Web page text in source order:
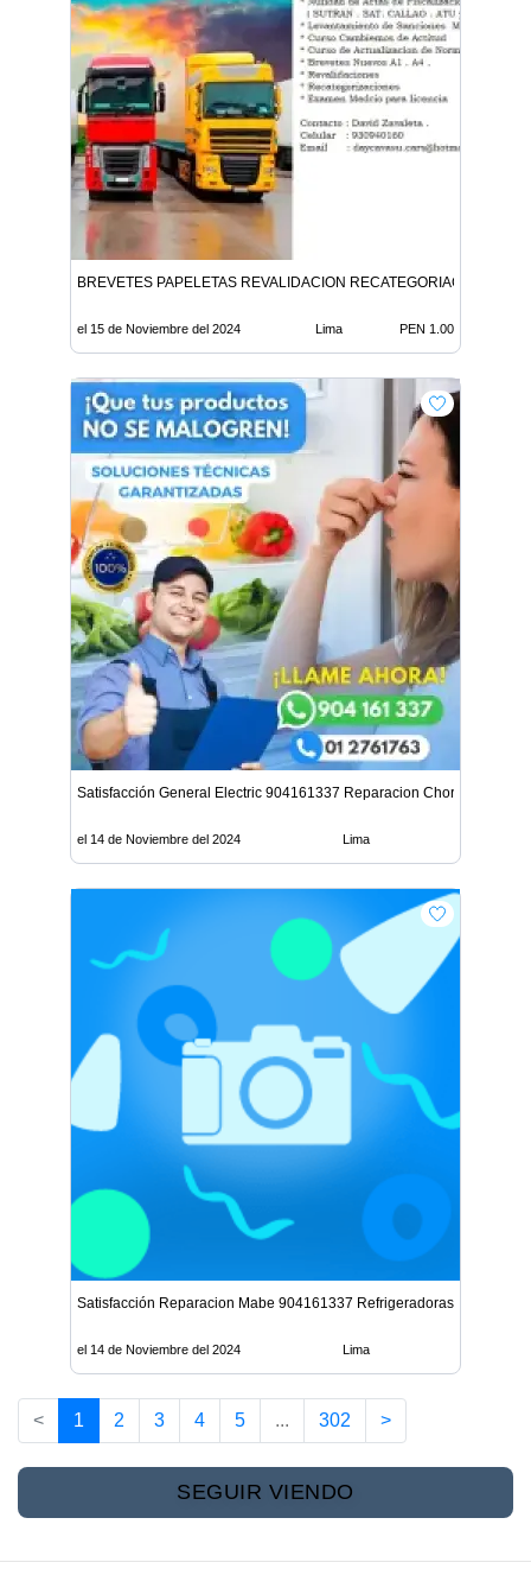
BREVETES PAPELETAS REVALIDACION RECATEGORIACION
el 15 de Noviembre del 2024 Lima PEN 1.00
Satisfacción General Electric 904161337 Reparacion Chorrillos
el 14 de Noviembre del 2024 Lima
Satisfacción Reparacion Mabe 904161337 Refrigeradoras La Molina
el 14 de Noviembre del 2024 Lima
< 1 2 3 4 5 ... 302 >
SEGUIR VIENDO